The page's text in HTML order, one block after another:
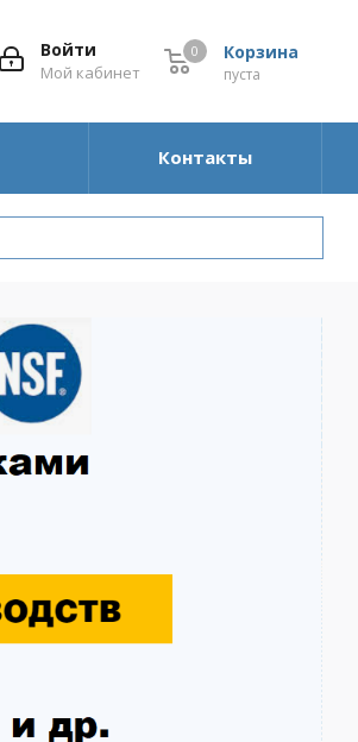
Корзина
0
пуста
0
Войти
Мой кабинет
Контакты